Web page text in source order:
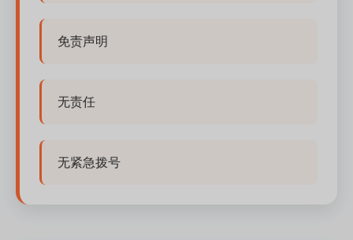
免责声明
无责任
无紧急拨号